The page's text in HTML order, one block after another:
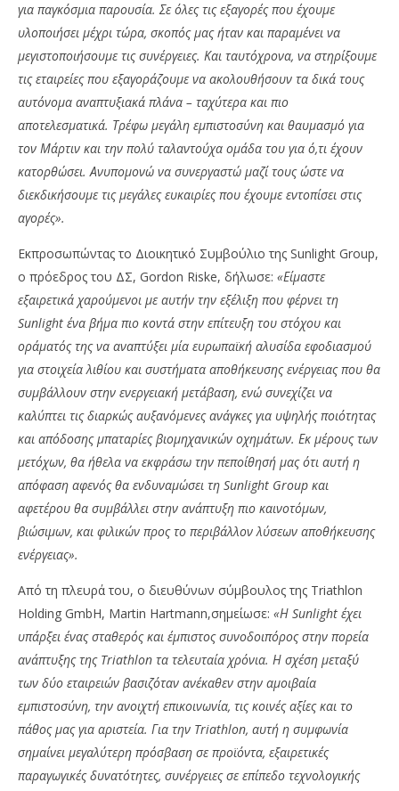
για παγκόσμια παρουσία. Σε όλες τις εξαγορές που έχουμε
υλοποιήσει μέχρι τώρα, σκοπός μας ήταν και παραμένει να
μεγιστοποιήσουμε τις συνέργειες. Και ταυτόχρονα, να στηρίξουμε
τις εταιρείες που εξαγοράζουμε να ακολουθήσουν τα δικά τους
αυτόνομα αναπτυξιακά πλάνα – ταχύτερα και πιο
αποτελεσματικά. Τρέφω μεγάλη εμπιστοσύνη και θαυμασμό για
τον Μάρτιν και την πολύ ταλαντούχα ομάδα του για ό,τι έχουν
κατορθώσει. Ανυπομονώ να συνεργαστώ μαζί τους ώστε να
διεκδικήσουμε τις μεγάλες ευκαιρίες που έχουμε εντοπίσει στις
αγορές».
Εκπροσωπώντας το Διοικητικό Συμβούλιο της Sunlight Group,
ο πρόεδρος του ΔΣ, Gordon Riske, δήλωσε: «Είμαστε
εξαιρετικά χαρούμενοι με αυτήν την εξέλιξη που φέρνει τη
Sunlight ένα βήμα πιο κοντά στην επίτευξη του στόχου και
οράματός της να αναπτύξει μία ευρωπαϊκή αλυσίδα εφοδιασμού
για στοιχεία λιθίου και συστήματα αποθήκευσης ενέργειας που θα
συμβάλλουν στην ενεργειακή μετάβαση, ενώ συνεχίζει να
καλύπτει τις διαρκώς αυξανόμενες ανάγκες για υψηλής ποιότητας
και απόδοσης μπαταρίες βιομηχανικών οχημάτων. Εκ μέρους των
μετόχων, θα ήθελα να εκφράσω την πεποίθησή μας ότι αυτή η
απόφαση αφενός θα ενδυναμώσει τη Sunlight Group και
αφετέρου θα συμβάλλει στην ανάπτυξη πιο καινοτόμων,
βιώσιμων, και φιλικών προς το περιβάλλον λύσεων αποθήκευσης
ενέργειας».
Από τη πλευρά του, ο διευθύνων σύμβουλος της Triathlon
Holding GmbH, Martin Hartmann,σημείωσε: «Η Sunlight έχει
υπάρξει ένας σταθερός και έμπιστος συνοδοιπόρος στην πορεία
ανάπτυξης της Triathlon τα τελευταία χρόνια. Η σχέση μεταξύ
των δύο εταιρειών βασιζόταν ανέκαθεν στην αμοιβαία
εμπιστοσύνη, την ανοιχτή επικοινωνία, τις κοινές αξίες και το
πάθος μας για αριστεία. Για την Triathlon, αυτή η συμφωνία
σημαίνει μεγαλύτερη πρόσβαση σε προϊόντα, εξαιρετικές
παραγωγικές δυνατότητες, συνέργειες σε επίπεδο τεχνολογικής